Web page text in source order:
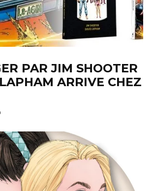
PAR JIM SHOOTER
ARRIVE CHEZ